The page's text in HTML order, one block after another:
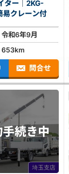
ター｜2KG-
｜ 簡易クレーン付
令和6年9月
653km
問合せ
埼玉支店
手続き中